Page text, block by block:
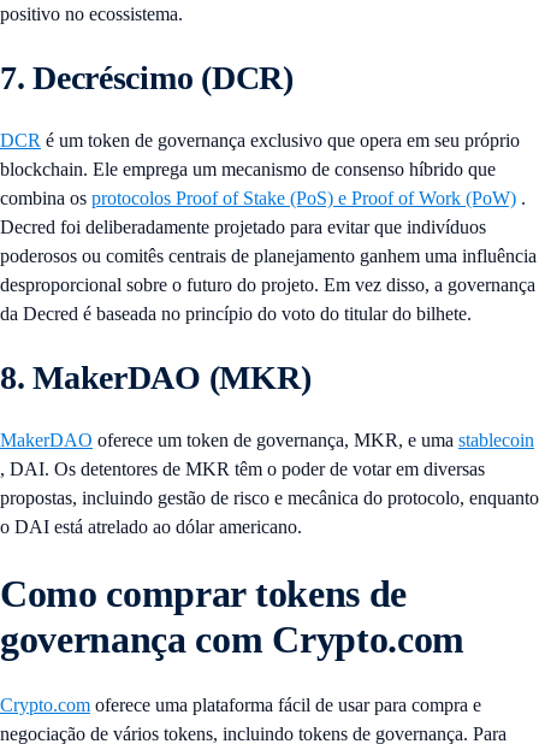
positivo no ecossistema.
7. Decréscimo (DCR)
DCR é um token de governança exclusivo que opera em seu próprio
blockchain. Ele emprega um mecanismo de consenso híbrido que
combina os protocolos Proof of Stake (PoS) e Proof of Work (PoW) .
Decred foi deliberadamente projetado para evitar que indivíduos
poderosos ou comitês centrais de planejamento ganhem uma influência
desproporcional sobre o futuro do projeto. Em vez disso, a governança
da Decred é baseada no princípio do voto do titular do bilhete.
8. MakerDAO (MKR)
MakerDAO oferece um token de governança, MKR, e uma stablecoin
, DAI. Os detentores de MKR têm o poder de votar em diversas
propostas, incluindo gestão de risco e mecânica do protocolo, enquanto
o DAI está atrelado ao dólar americano.
Como comprar tokens de
governança com Crypto.com
Crypto.com oferece uma plataforma fácil de usar para compra e
negociação de vários tokens, incluindo tokens de governança. Para